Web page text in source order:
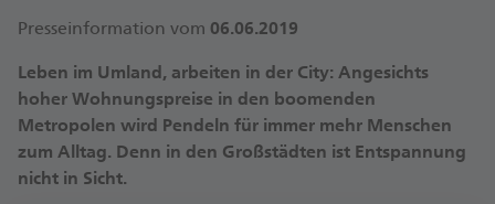
Presseinformation vom 06.06.2019
Leben im Umland, arbeiten in der City: Angesichts
hoher Wohnungspreise in den boomenden
Metropolen wird Pendeln für immer mehr Menschen
zum Alltag. Denn in den Großstädten ist Entspannung
nicht in Sicht.